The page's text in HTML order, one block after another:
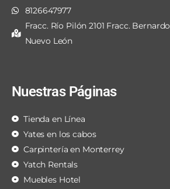
8126647977
Fracc. Río Pilón 2101 Fracc.
Nuevo León
Nuestras Páginas
Tienda en Línea
Yates en los cabos
Carpintería en Monterrey
Yatch Rentals
Muebles Hotel